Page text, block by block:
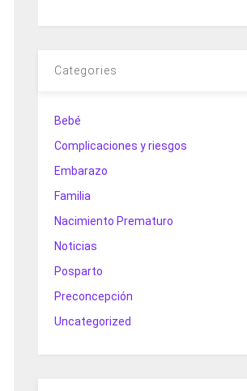
Categories
Bebé
Complicaciones y riesgos
Embarazo
Familia
Nacimiento Prematuro
Noticias
Posparto
Preconcepción
Uncategorized